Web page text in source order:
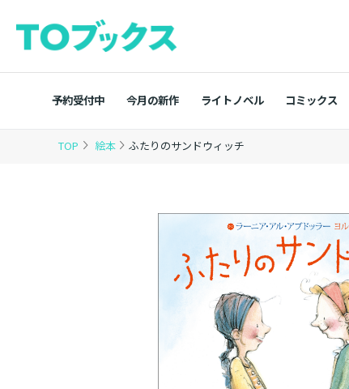
予約受付中 今月の新作 ライトノベル コミックス
TOP 絵本 ふたりのサンドウィッチ